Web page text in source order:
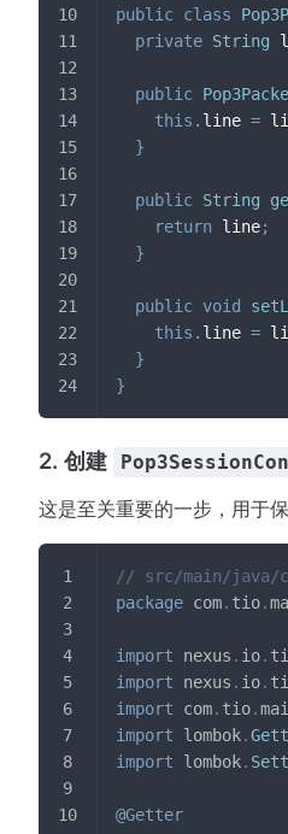
public class
private String
public
this . line =
}
public String
return line;
}
public void
this . line =
}
}
2. 创建
这是至关重要的一步，用于
// src/main/java/
package com. tio.
import nexus . io.
import
nexus . io.
import
com. tio.
import
lombok.
import
lombok.
@Getter